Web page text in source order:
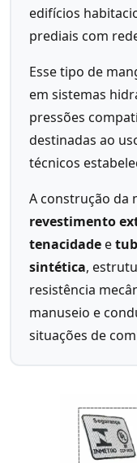
edifícios
prediais com
Esse tipo de
em sistemas
pressões
destinadas ao
técnicos
A construção da
revestimento
tenacidadee
sintética,
resistência
manuseio e
situações de